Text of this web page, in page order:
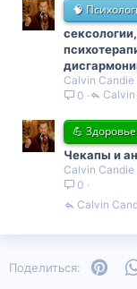
🧠
Calvin Candie
0
💪
Чекапы и
Calvin Candie
0
Calvin
Поделиться: